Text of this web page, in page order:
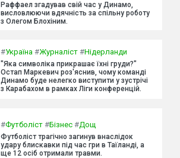
Раффаел згадував свій час у Динамо,
висловлюючи вдячність за спільну роботу
з Олегом Блохіним.
#Україна #Журналіст #Нідерланди
"Яка символіка прикрашає їхні груди?"
Остап Маркевич роз'яснив, чому команді
Динамо буде нелегко виступити у зустрічі
з Карабахом в рамках Ліги конференцій.
#Футболіст #Бізнес #Дощ
Футболіст трагічно загинув внаслідок
удару блискавки під час гри в Таїланді, а
ще 12 осіб отримали травми.